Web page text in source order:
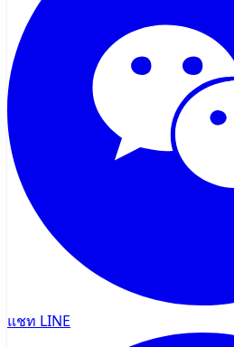
แชท LINE